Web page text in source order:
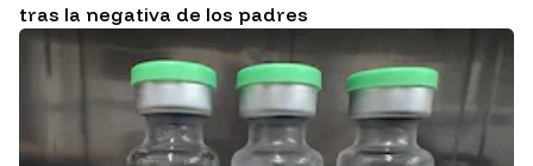
tras la negativa de los padres